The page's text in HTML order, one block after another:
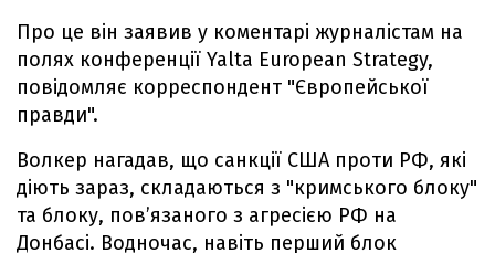
Про це він заявив у коментарі журналістам на
полях конференції Yalta European Strategy,
повідомляє корреспондент "Європейської
правди".
Волкер нагадав, що санкції США проти РФ, які
діють зараз, складаються з "кримського блоку"
та блоку, пов’язаного з агресією РФ на
Донбасі. Водночас, навіть перший блок